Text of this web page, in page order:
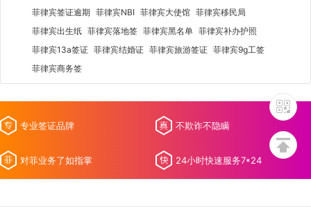
菲律宾签证逾期 菲律宾NBI 菲律宾大使馆 菲律宾移民局
菲律宾出生纸 菲律宾落地签 菲律宾黑名单 菲律宾补办护照
菲律宾13a签证 菲律宾结婚证 菲律宾旅游签证 菲律宾9g工签
菲律宾商务签
专业签证品牌 不欺诈不隐瞒
对菲业务了如指掌 24小时快速服务7*24